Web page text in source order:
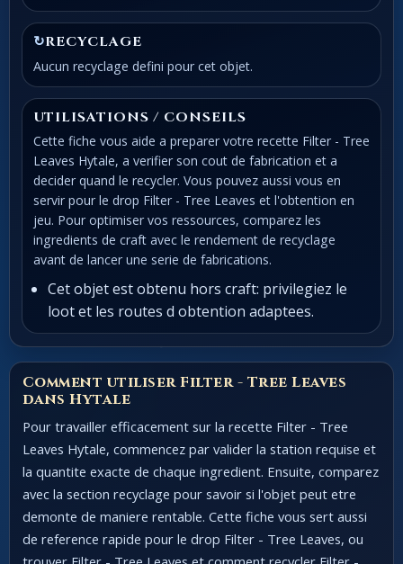
↻RECYCLAGE
Aucun recyclage defini pour cet objet.
UTILISATIONS / CONSEILS
Cette fiche vous aide a preparer votre recette Filter - Tree
Leaves Hytale, a verifier son cout de fabrication et a
decider quand le recycler. Vous pouvez aussi vous en
servir pour le drop Filter - Tree Leaves et l'obtention en
jeu. Pour optimiser vos ressources, comparez les
ingredients de craft avec le rendement de recyclage
avant de lancer une serie de fabrications.
Cet objet est obtenu hors craft: privilegiez le
loot et les routes d obtention adaptees.
Comment utiliser Filter - Tree Leaves
dans Hytale
Pour travailler efficacement sur la recette Filter - Tree
Leaves Hytale, commencez par valider la station requise et
la quantite exacte de chaque ingredient. Ensuite, comparez
avec la section recyclage pour savoir si l'objet peut etre
demonte de maniere rentable. Cette fiche vous sert aussi
de reference rapide pour le drop Filter - Tree Leaves, ou